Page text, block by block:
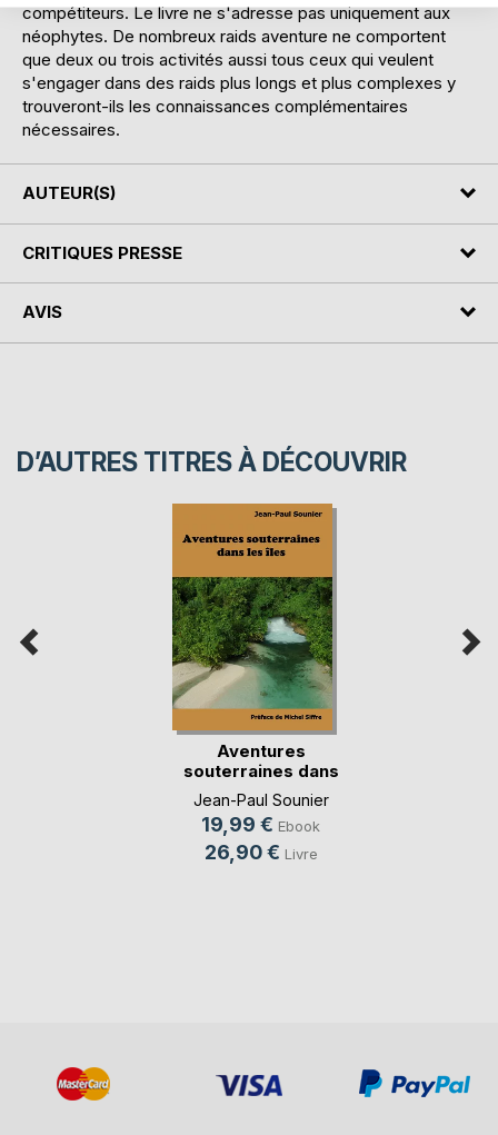
compétiteurs. Le livre ne s'adresse pas uniquement aux
néophytes. De nombreux raids aventure ne comportent
que deux ou trois activités aussi tous ceux qui veulent
s'engager dans des raids plus longs et plus complexes y
trouveront-ils les connaissances complémentaires
nécessaires.
AUTEUR(S)
CRITIQUES PRESSE
AVIS
D’AUTRES TITRES À DÉCOUVRIR
Aventures
souterraines dans
les îles
Jean-Paul Sounier
19,99 € Ebook
26,90 € Livre